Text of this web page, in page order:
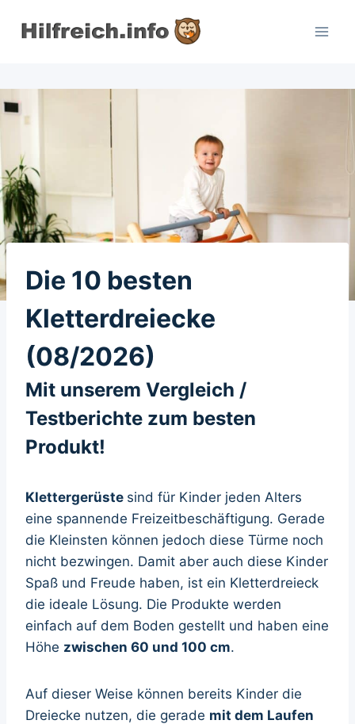
Inhalt
Die 10 besten
Kletterdreiecke
(08/2026)
Mit unserem Vergleich /
Testberichte zum besten
Produkt!
Klettergerüste sind für Kinder jeden Alters
eine spannende Freizeitbeschäftigung. Gerade
die Kleinsten können jedoch diese Türme noch
nicht bezwingen. Damit aber auch diese Kinder
Spaß und Freude haben, ist ein Kletterdreieck
die ideale Lösung. Die Produkte werden
einfach auf dem Boden gestellt und haben eine
Höhe zwischen 60 und 100 cm.
Auf dieser Weise können bereits Kinder die
Dreiecke nutzen, die gerade mit dem Laufen